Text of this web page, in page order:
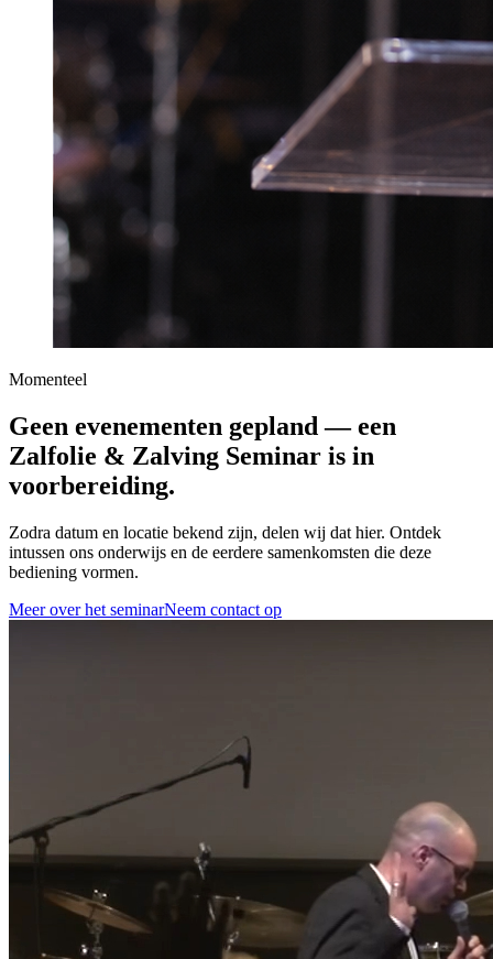
Momenteel
Geen evenementen gepland — een
Zalfolie & Zalving Seminar is in
voorbereiding.
Zodra datum en locatie bekend zijn, delen wij dat hier. Ontdek
intussen ons onderwijs en de eerdere samenkomsten die deze
bediening vormen.
Meer over het seminarNeem contact op